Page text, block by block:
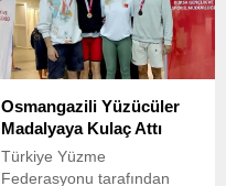
katıldıkları
organizasyonlarda başarılar
kazanan Dokuz Eylül
Üniversitesi'nden Solaris
Güneş Arabaları Ekibi (Solar
Team Solaris); 14-19 Eylül
tarihleri arasında
Belçika’da, 25-30 Eylül
Osmangazili Yüzücüler
Madalyaya Kulaç Attı
Türkiye Yüzme
Federasyonu tarafından